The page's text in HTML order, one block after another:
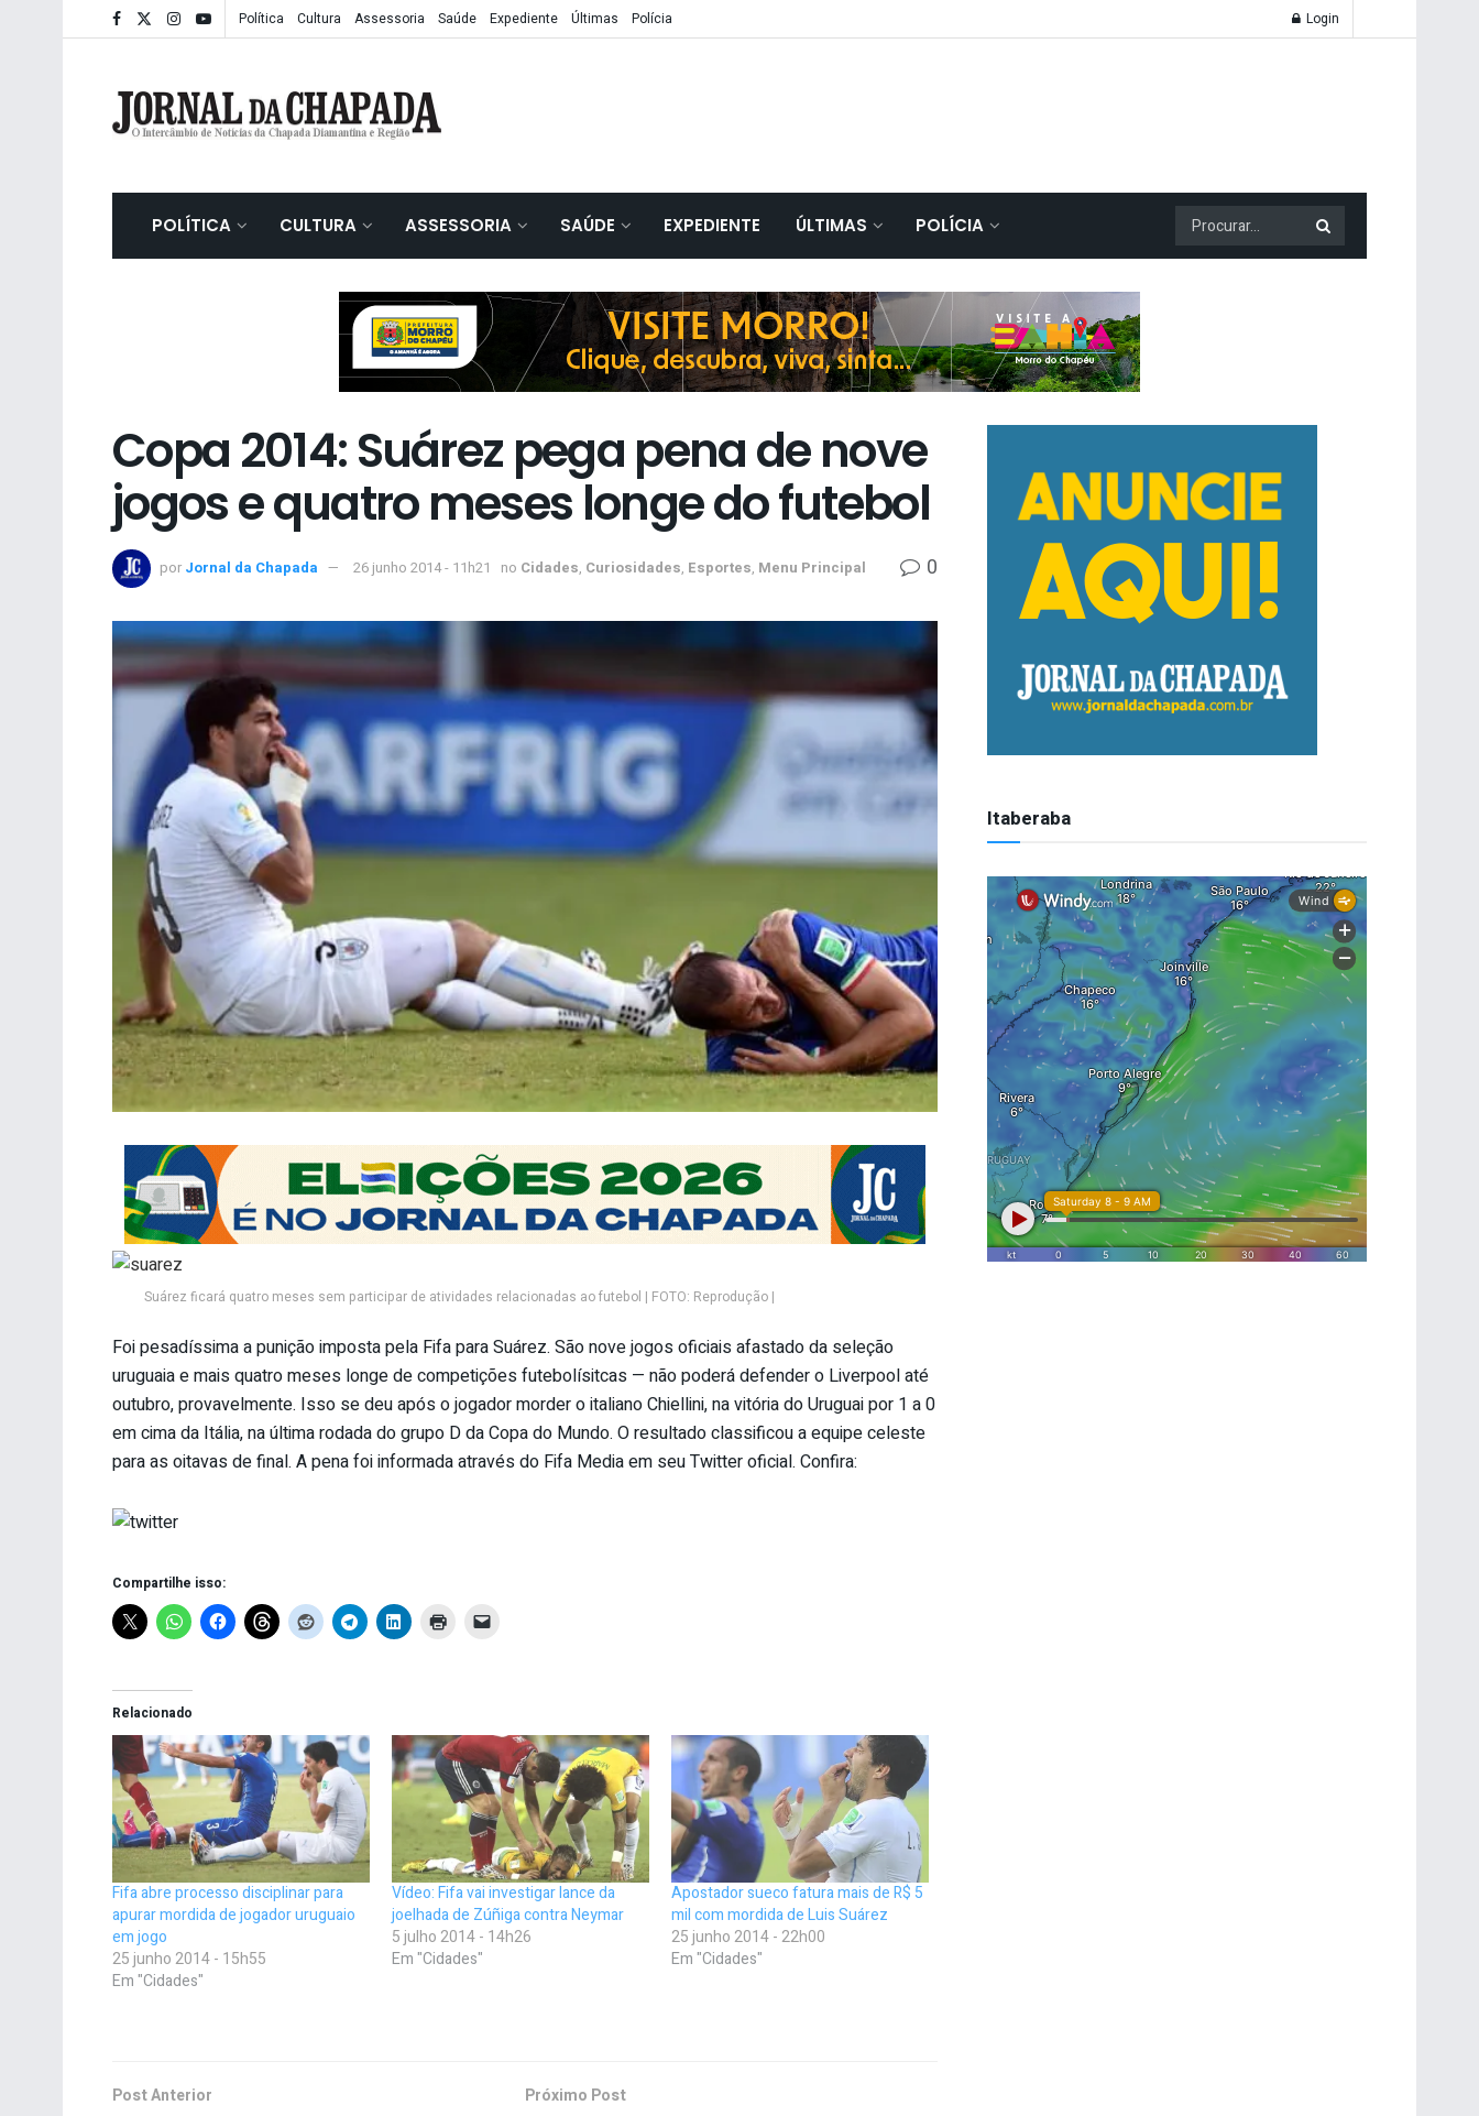
Política Cultura Assessoria Saúde Expediente Últimas Polícia Login
POLÍTICA CULTURA ASSESSORIA SAÚDE EXPEDIENTE ÚLTIMAS POLÍCIA
Copa 2014: Suárez pega pena de nove
jogos e quatro meses longe do futebol
por Jornal da Chapada 26 junho 2014 - 11h21 no Cidades, Curiosidades, Esportes, Menu Principal 0
Suárez ficará quatro meses sem participar de atividades relacionadas ao futebol | FOTO: Reprodução |
Foi pesadíssima a punição imposta pela Fifa para Suárez. São nove jogos oficiais afastado da seleção
uruguaia e mais quatro meses longe de competições futebolísitcas — não poderá defender o Liverpool até
outubro, provavelmente. Isso se deu após o jogador morder o italiano Chiellini, na vitória do Uruguai por 1 a 0
em cima da Itália, na última rodada do grupo D da Copa do Mundo. O resultado classificou a equipe celeste
para as oitavas de final. A pena foi informada através do Fifa Media em seu Twitter oficial. Confira:
Compartilhe isso:
Relacionado
Fifa abre processo disciplinar para
apurar mordida de jogador uruguaio
em jogo
25 junho 2014 - 15h55
Em "Cidades"
Vídeo: Fifa vai investigar lance da
joelhada de Zúñiga contra Neymar
5 julho 2014 - 14h26
Em "Cidades"
Apostador sueco fatura mais de R$ 5
mil com mordida de Luis Suárez
25 junho 2014 - 22h00
Em "Cidades"
Post Anterior Próximo Post
Itaberaba